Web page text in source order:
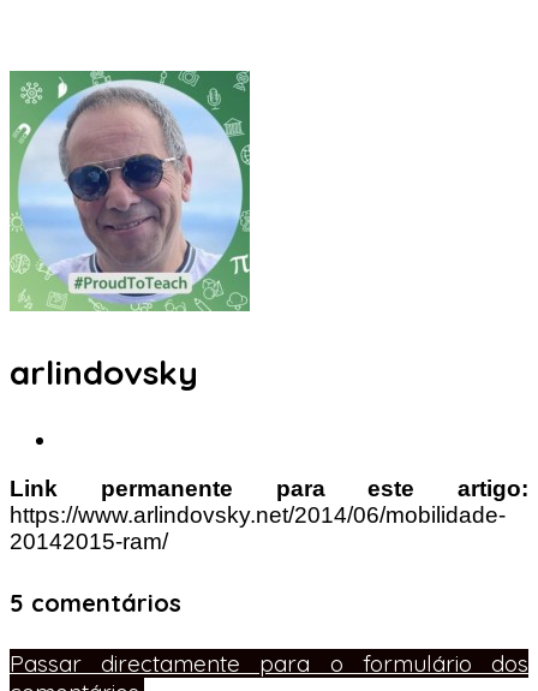
arlindovsky
Link permanente para este artigo:
https://www.arlindovsky.net/2014/06/mobilidade-
20142015-ram/
5 comentários
Passar directamente para o formulário dos